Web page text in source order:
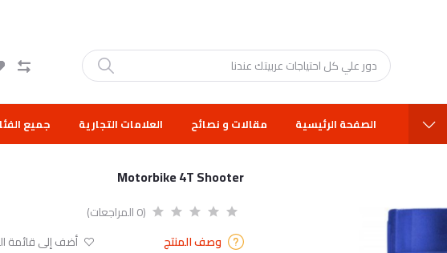
الصفحة الرئيسية مقالات و نصائح العلامات التجارية جميع
Motorbike 4T Shooter
(0 المراجعات)
وصف المنتج
أضف إلى قائمة